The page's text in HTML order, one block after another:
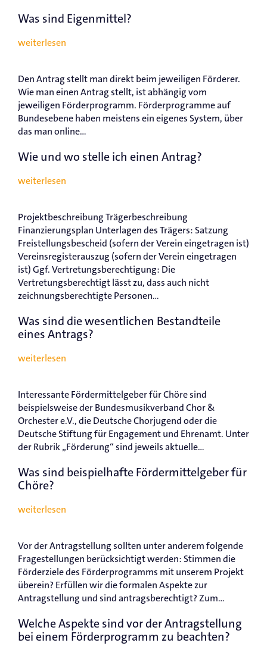
Was sind Eigenmittel?
weiterlesen
Wie und wo stelle ich einen Antrag?
Den Antrag stellt man direkt beim jeweiligen Förderer.
Wie man einen Antrag stellt, ist abhängig vom
jeweiligen Förderprogramm. Förderprogramme auf
Bundesebene haben meistens ein eigenes System, über
das man online...
weiterlesen
Was sind die wesentlichen Bestandteile
eines Antrags?
Projektbeschreibung Trägerbeschreibung
Finanzierungsplan Unterlagen des Trägers: Satzung
Freistellungsbescheid (sofern der Verein eingetragen ist)
Vereinsregisterauszug (sofern der Verein eingetragen
ist) Ggf. Vertretungsberechtigung: Die
Vertretungsberechtigt lässt zu, dass auch nicht
zeichnungsberechtigte Personen...
weiterlesen
Was sind beispielhafte Fördermittelgeber für
Chöre?
Interessante Fördermittelgeber für Chöre sind
beispielsweise der Bundesmusikverband Chor &
Orchester e.V., die Deutsche Chorjugend oder die
Deutsche Stiftung für Engagement und Ehrenamt. Unter
der Rubrik „Förderung“ sind jeweils aktuelle...
weiterlesen
Welche Aspekte sind vor der Antragstellung
bei einem Förderprogramm zu beachten?
Vor der Antragstellung sollten unter anderem folgende
Fragestellungen berücksichtigt werden: Stimmen die
Förderziele des Förderprogramms mit unserem Projekt
überein? Erfüllen wir die formalen Aspekte zur
Antragstellung und sind antragsberechtigt? Zum...